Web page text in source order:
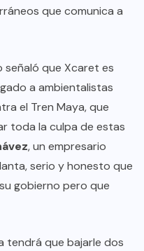
que comunica a
señaló que Xcaret es
a ambientalistas
el Tren Maya, que
toda la culpa de estas
, un empresario
serio y honesto que
gobierno pero que
tendrá que bajarle dos